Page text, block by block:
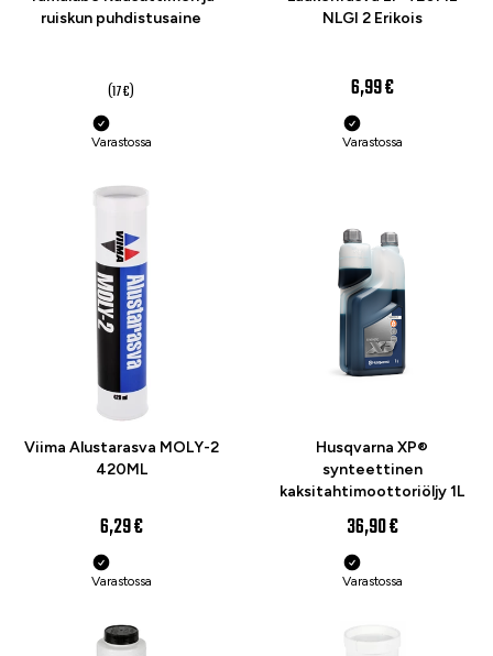
ruiskun puhdistusaine
(17 €)
Varastossa
NLGI 2 Erikois
6,99 €
Varastossa
Viima Alustarasva MOLY-2
420ML
6,29 €
Varastossa
Husqvarna XP®
synteettinen
kaksitahtimoottoriöljy 1L
36,90 €
Varastossa